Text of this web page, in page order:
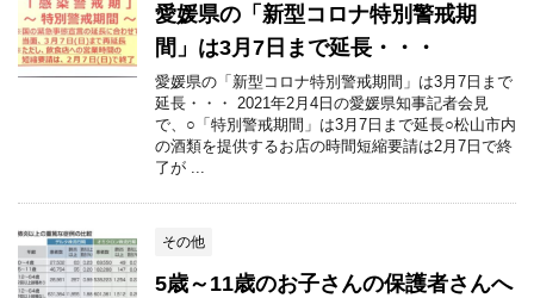
愛媛県の「新型コロナ特別警戒期
間」は3月7日まで延長・・・
愛媛県の「新型コロナ特別警戒期間」は3月7日まで
延長・・・ 2021年2月4日の愛媛県知事記者会見
で、○「特別警戒期間」は3月7日まで延長○松山市内
の酒類を提供するお店の時間短縮要請は2月7日で終
了が ...
その他
5歳～11歳のお子さんの保護者さんへ